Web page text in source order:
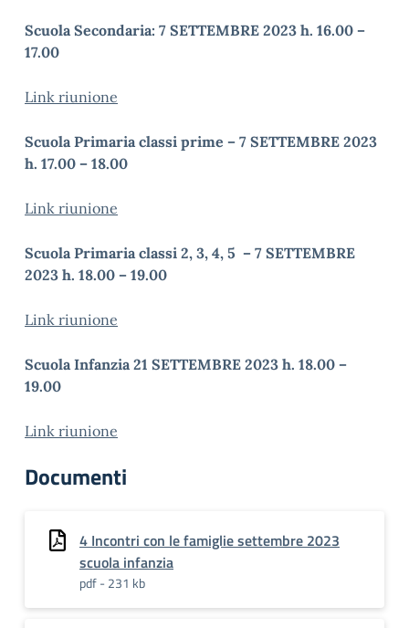
Scuola Secondaria: 7 SETTEMBRE 2023 h. 16.00 –
17.00
Link riunione
Scuola Primaria classi prime – 7 SETTEMBRE 2023
h. 17.00 – 18.00
Link riunione
Scuola Primaria classi 2, 3, 4, 5 – 7 SETTEMBRE
2023 h. 18.00 – 19.00
Link riunione
Scuola Infanzia 21 SETTEMBRE 2023 h. 18.00 –
19.00
Link riunione
Documenti
4 Incontri con le famiglie settembre 2023
scuola infanzia
pdf - 231 kb